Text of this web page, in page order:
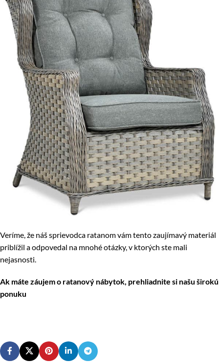
Veríme, že náš sprievodca ratanom vám tento zaujímavý materiál
priblížil a odpovedal na mnohé otázky, v ktorých ste mali
nejasnosti.
Ak máte záujem o ratanový nábytok, prehliadnite si našu širokú
ponuku